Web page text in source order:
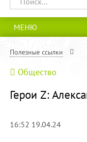
МЕНЮ
Полезные ссылки
Общество
Герои Z:
16:52 19.04.24